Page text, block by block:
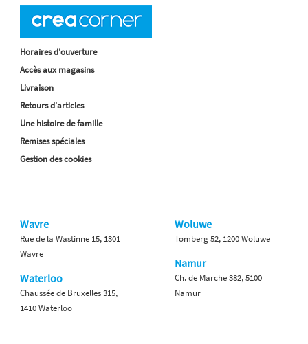
Horaires d'ouverture
Accès aux magasins
Livraison
Retours d'articles
Une histoire de famille
Remises spéciales
Gestion des cookies
Wavre
Rue de la Wastinne 15, 1301
Wavre
Waterloo
Chaussée de Bruxelles 315,
1410 Waterloo
Woluwe
Tomberg 52, 1200 Woluwe
Namur
Ch. de Marche 382, 5100
Namur